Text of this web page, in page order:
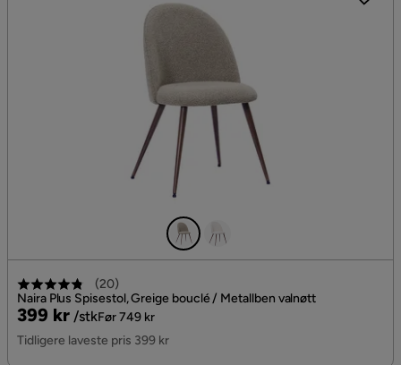
(20)
Naira Plus Spisestol, Greige bouclé / Metallben valnøtt
Pris
399 kr /stk
Original
Pris
Før 749 kr
Tidligere laveste pris 399 kr